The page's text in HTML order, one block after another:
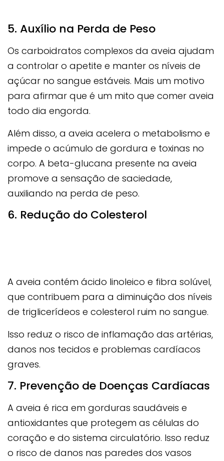
5. Auxílio na Perda de Peso
Os carboidratos complexos da aveia ajudam
a controlar o apetite e manter os níveis de
açúcar no sangue estáveis. Mais um motivo
para afirmar que é um mito que comer aveia
todo dia engorda.
Além disso, a aveia acelera o metabolismo e
impede o acúmulo de gordura e toxinas no
corpo. A beta-glucana presente na aveia
promove a sensação de saciedade,
auxiliando na perda de peso.
6. Redução do Colesterol
A aveia contém ácido linoleico e fibra solúvel,
que contribuem para a diminuição dos níveis
de triglicerídeos e colesterol ruim no sangue.
Isso reduz o risco de inflamação das artérias,
danos nos tecidos e problemas cardíacos
graves.
7. Prevenção de Doenças Cardíacas
A aveia é rica em gorduras saudáveis e
antioxidantes que protegem as células do
coração e do sistema circulatório. Isso reduz
o risco de danos nas paredes dos vasos